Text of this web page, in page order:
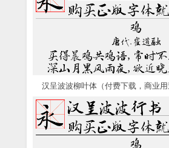
汉呈波波柳叶体（付费下载，商业用